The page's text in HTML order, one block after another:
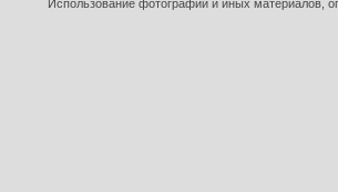
Использование фотографий и иных материалов,